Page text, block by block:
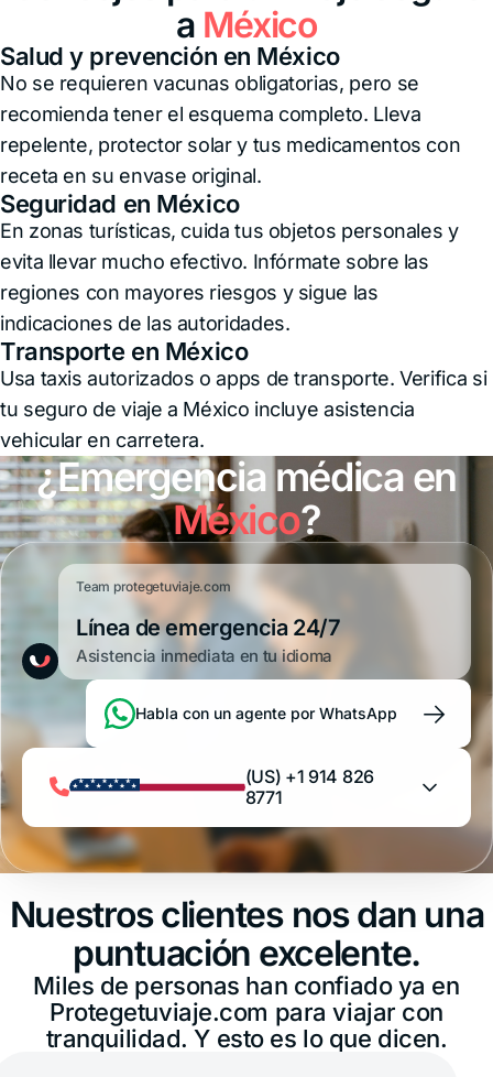
a México
Salud y prevención en México
No se requieren vacunas obligatorias, pero se
recomienda tener el esquema completo. Lleva
repelente, protector solar y tus medicamentos con
receta en su envase original.
Seguridad en México
En zonas turísticas, cuida tus objetos personales y
evita llevar mucho efectivo. Infórmate sobre las
regiones con mayores riesgos y sigue las
indicaciones de las autoridades.
Transporte en México
Usa taxis autorizados o apps de transporte. Verifica si
tu seguro de viaje a México incluye asistencia
vehicular en carretera.
¿Emergencia médica en
México?
Team protegetuviaje.com
Línea de emergencia 24/7
Asistencia inmediata en tu idioma
Habla con un agente por WhatsApp →
(US) +1 914 826
8771
Bolivia
+591 5 50701249
Brasil
+55 11 42105190
Nuestros clientes nos dan una
puntuación excelente.
Miles de personas han confiado ya en
Protegetuviaje.com para viajar con
tranquilidad. Y esto es lo que dicen.